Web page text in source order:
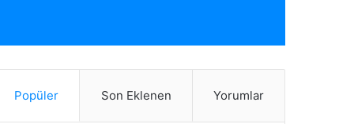
Popüler Son Eklenen Yorumlar